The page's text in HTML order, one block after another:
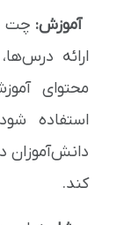
آموزش: چت
ارائه
محتوای
استفاده
دانش‌آموزان
کند.